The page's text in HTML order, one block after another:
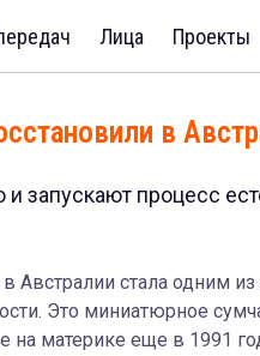
Лица Проекты
в
запускают процесс
в Австралии стала одним
Это миниатюрное
материке еще в 1991